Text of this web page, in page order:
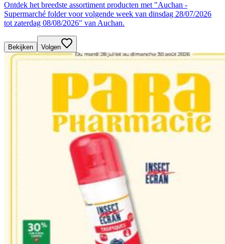
Ontdek het breedste assortiment producten met "Auchan -
Supermarché folder voor volgende week van dinsdag 28/07/2026
tot zaterdag 08/08/2026" van Auchan.
Bekijken Volgen